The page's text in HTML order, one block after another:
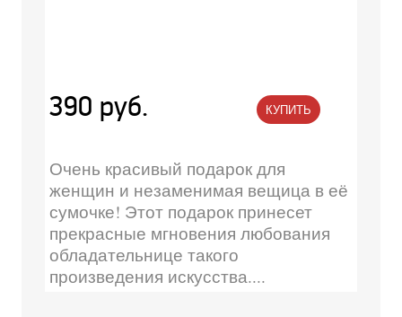
390 руб. КУПИТЬ
Очень красивый подарок для
женщин и незаменимая вещица в её
сумочке! Этот подарок принесет
прекрасные мгновения любования
обладательнице такого
произведения искусства....